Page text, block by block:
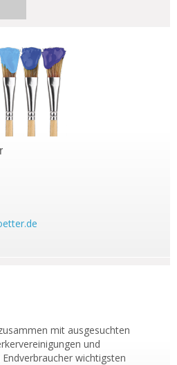
mit ausgesuchten
und
wichtigsten